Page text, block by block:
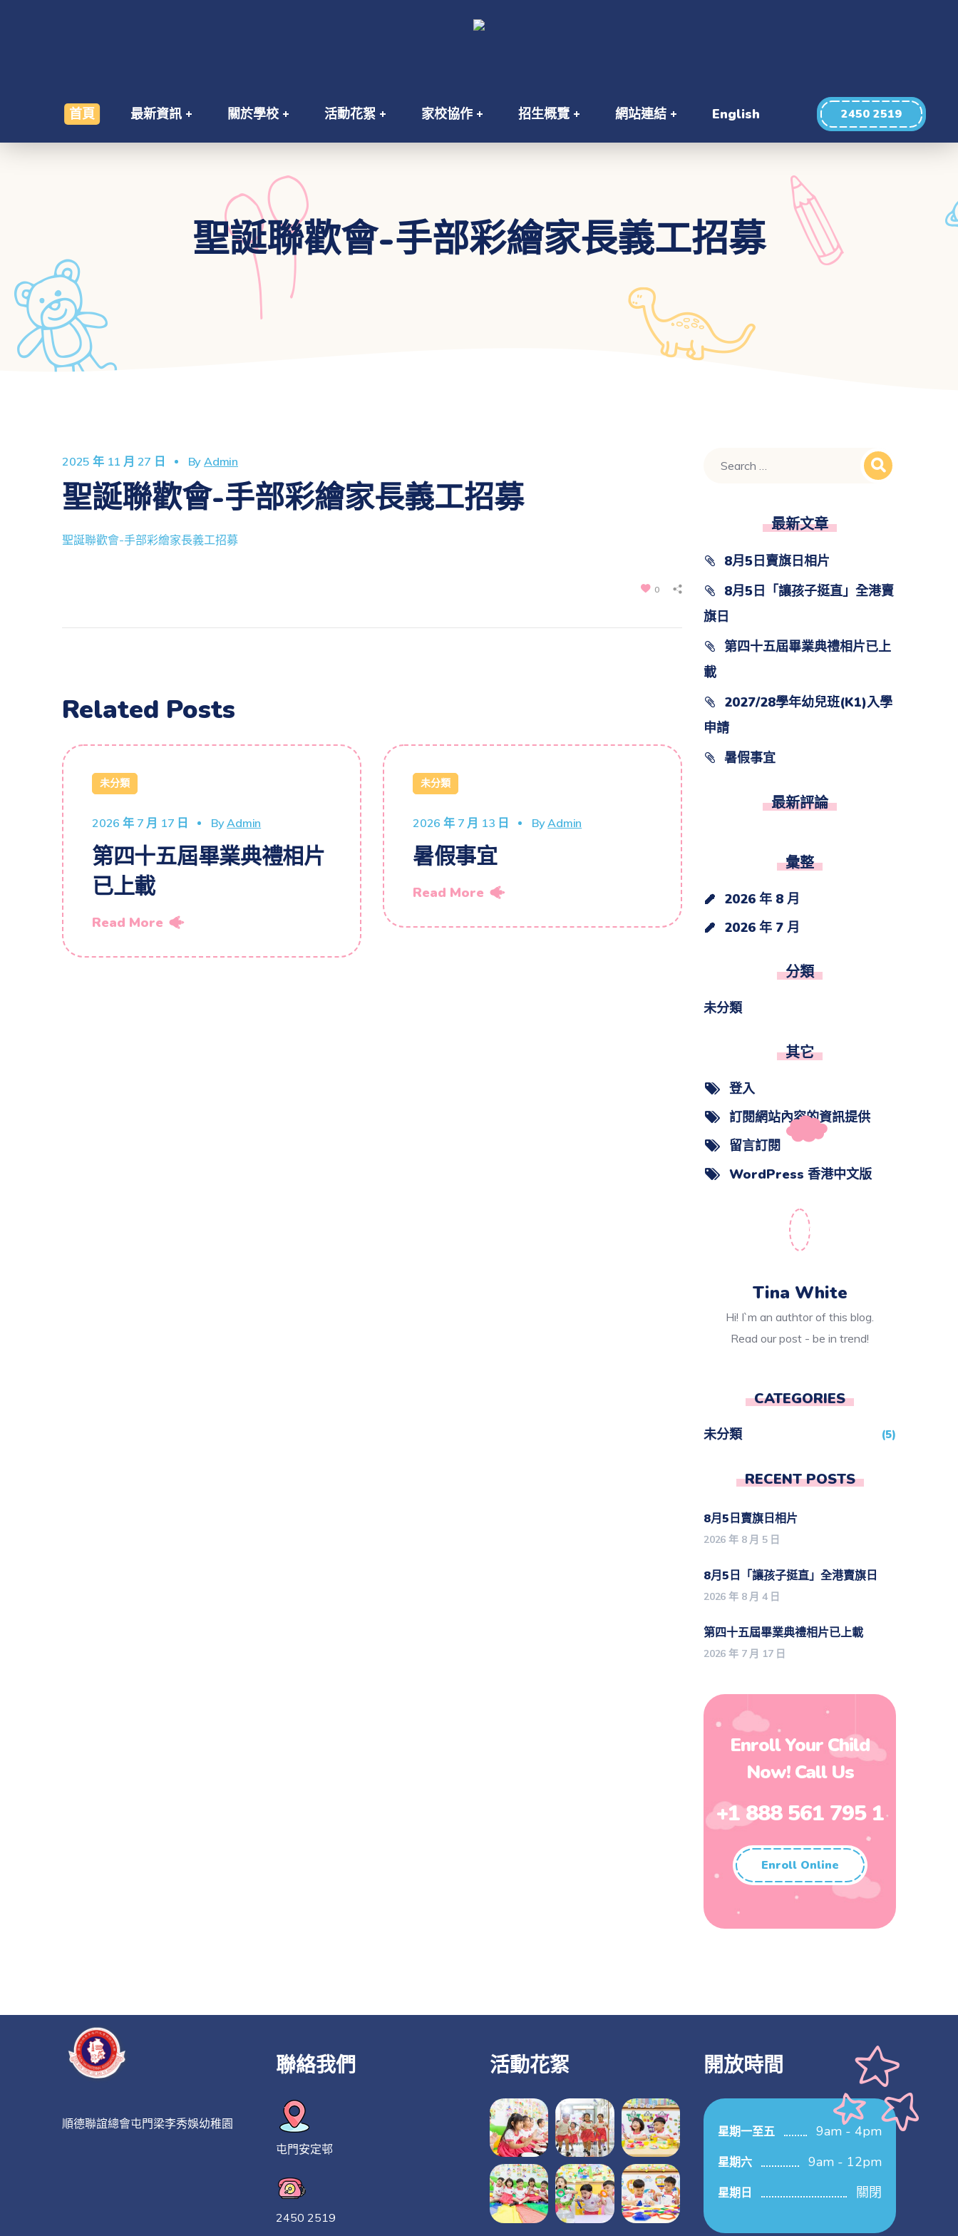
首頁 最新資訊 關於學校 活動花絮 家校協作 招生概覽 網站連結 English 2450 2519
聖誕聯歡會-手部彩繪家長義工招募
2025 年 11 月 27 日 ByAdmin
聖誕聯歡會-手部彩繪家長義工招募
聖誕聯歡會-手部彩繪家長義工招募
0
Related Posts
未分類
2026 年 7 月 17 日 ByAdmin
第四十五屆畢業典禮相片
已上載
Read More
未分類
2026 年 7 月 13 日 ByAdmin
暑假事宜
Read More
最新文章
8月5日賣旗日相片
8月5日「讓孩子挺直」全港賣
旗日
第四十五屆畢業典禮相片已上
載
2027/28學年幼兒班(K1)入學
申請
暑假事宜
最新評論
彙整
2026 年 8 月
2026 年 7 月
分類
未分類
其它
登入
訂閱網站內容的資訊提供
留言訂閱
WordPress 香港中文版
Tina White
Hi! I`m an authtor of this blog.
Read our post - be in trend!
CATEGORIES
未分類 (5)
RECENT POSTS
8月5日賣旗日相片
2026 年 8 月 5 日
8月5日「讓孩子挺直」全港賣旗日
2026 年 8 月 4 日
第四十五屆畢業典禮相片已上載
2026 年 7 月 17 日
Enroll Your Child
Now! Call Us
+1 888 561 795 1
Enroll Online
順德聯誼總會屯門梁李秀娛幼稚園
聯絡我們
屯門安定邨
2450 2519
活動花絮 開放時間
星期一至五 9am - 4pm
星期六 9am - 12pm
星期日 關閉